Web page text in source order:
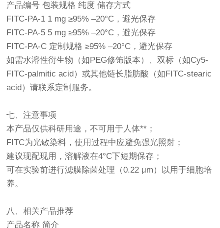
产品编号 包装规格 纯度 储存方式
FITC-PA-1 1 mg ≥95% –20°C，避光保存
FITC-PA-5 5 mg ≥95% –20°C，避光保存
FITC-PA-C 定制规格 ≥95% –20°C，避光保存
如需水溶性衍生物（如PEG修饰版本）、双标（如Cy5-
FITC-palmitic acid）或其他链长脂肪酸（如FITC-stearic
acid）请联系定制服务。
七、注意事项
本产品仅供科研用途，不可用于人体**；
FITC为光敏染料，使用过程中应避免强光照射；
建议现配现用，溶解液在4°C下短期保存；
可在实验前进行滤膜除菌处理（0.22 μm）以用于细胞培
养。
八、相关产品推荐
产品名称 简介